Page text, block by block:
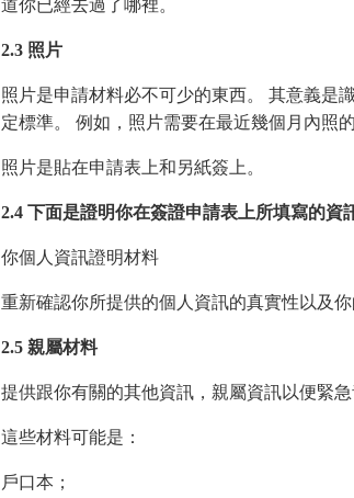
道你已經去過了哪裡。
2.3 照片
照片是申請材料必不可少的東西。 其意義是
定標準。 例如，照片需要在最近幾個月內照
照片是貼在申請表上和另紙簽上。
2.4 下面是證明你在簽證申請表上所填寫的資
你個人資訊證明材料
重新確認你所提供的個人資訊的真實性以及
2.5 親屬材料
提供跟你有關的其他資訊，親屬資訊以便緊急
這些材料可能是：
戶口本；